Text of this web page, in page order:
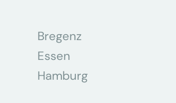
Bregenz
Essen
Hamburg